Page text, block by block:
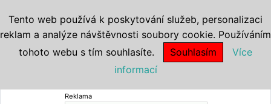
Reklama
Tento web používá k poskytování služeb, personalizaci
reklam a analýze návštěvnosti soubory cookie. Používáním
tohoto webu s tím souhlasíte.
Souhlasím
Více
informací